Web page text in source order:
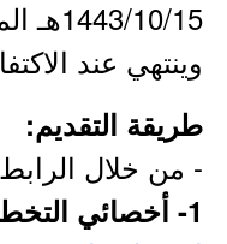
وينتهي عند
طريقة التقديم:
- من خلال
1- أخصائي التخطيط والتحليل: